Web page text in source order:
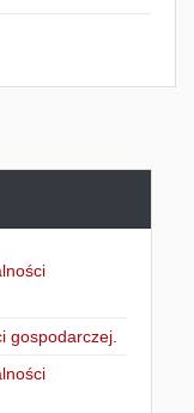
gospodarczej.